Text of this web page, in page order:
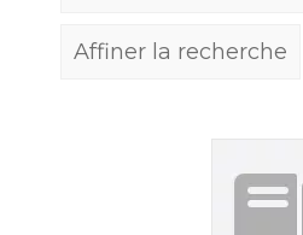
Affiner la recherche